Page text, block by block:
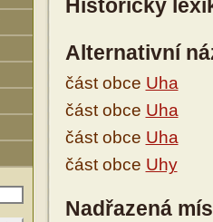
Historický
Alternativní
část obce Uha
část obce Uha
část obce Uha
část obce Uhy
Nadřazená